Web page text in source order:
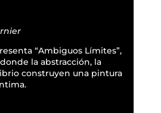
“Ambiguos Límites”,
la abstracción, la
construyen una pintura